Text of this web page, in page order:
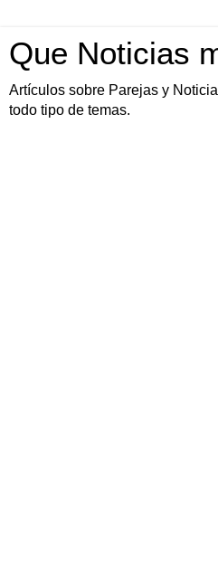
Que Noticias
Artículos sobre Parejas y
todo tipo de temas.